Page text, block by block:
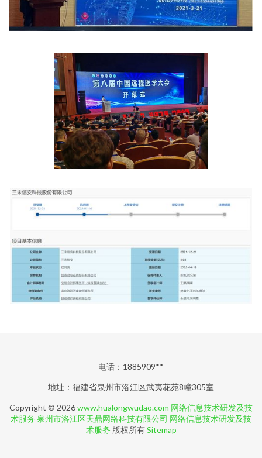
电话：1885909**
地址：福建省泉州市洛江区武夷花苑8幢305室
Copyright © 2026www.hualongwudao.com 网络信息技术研发及技
术服务 泉州市洛江区天鼎网络科技有限公司 网络信息技术研发及技
术服务 版权所有Sitemap